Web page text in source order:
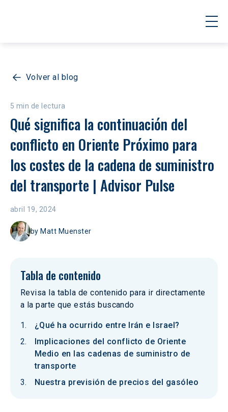
Volver al blog
5 min de lectura
Qué significa la continuación del
conflicto en Oriente Próximo para
los costes de la cadena de suministro
del transporte | Advisor Pulse
abril 19, 2024
by Matt Muenster
Tabla de contenido
Revisa la tabla de contenido para ir directamente
a la parte que estás buscando
¿Qué ha ocurrido entre Irán e Israel?
Implicaciones del conflicto de Oriente
Medio en las cadenas de suministro de
transporte
Nuestra previsión de precios del gasóleo